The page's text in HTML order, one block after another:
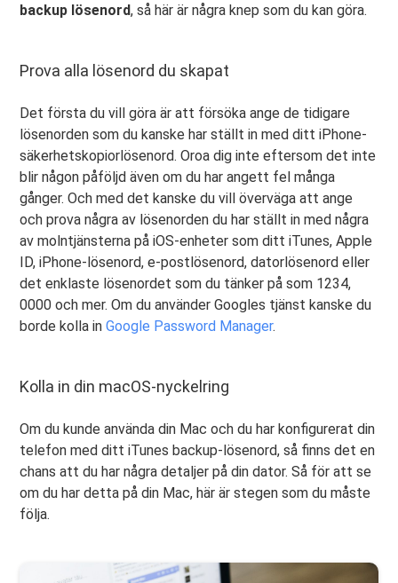
backup lösenord, så här är några knep som du kan göra.
Prova alla lösenord du skapat
Det första du vill göra är att försöka ange de tidigare
lösenorden som du kanske har ställt in med ditt iPhone-
säkerhetskopiorlösenord. Oroa dig inte eftersom det inte
blir någon påföljd även om du har angett fel många
gånger. Och med det kanske du vill överväga att ange
och prova några av lösenorden du har ställt in med några
av molntjänsterna på iOS-enheter som ditt iTunes, Apple
ID, iPhone-lösenord, e-postlösenord, datorlösenord eller
det enklaste lösenordet som du tänker på som 1234,
0000 och mer. Om du använder Googles tjänst kanske du
borde kolla inGoogle Password Manager.
Kolla in din macOS-nyckelring
Om du kunde använda din Mac och du har konfigurerat din
telefon med ditt iTunes backup-lösenord, så finns det en
chans att du har några detaljer på din dator. Så för att se
om du har detta på din Mac, här är stegen som du måste
följa.